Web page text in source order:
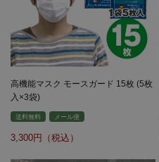
高機能マスク モースガード 15枚 (5枚
入×3袋)
送料無料 メール便
3,300